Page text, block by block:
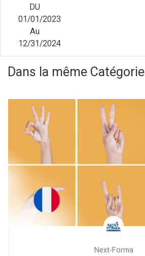
DU
01/01/2023
Au
12/31/2024
Dans la même Catégorie
Next-Forma